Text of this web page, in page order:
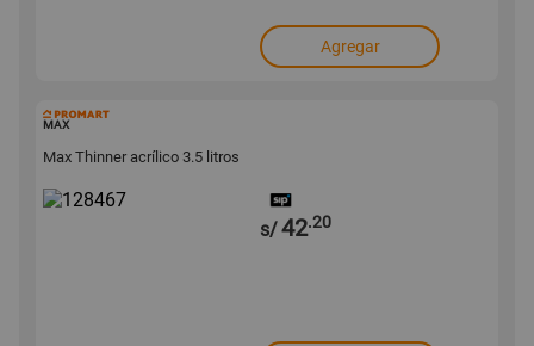
Agregar
MAX
Max Thinner acrílico 3.5 litros
s/42.20